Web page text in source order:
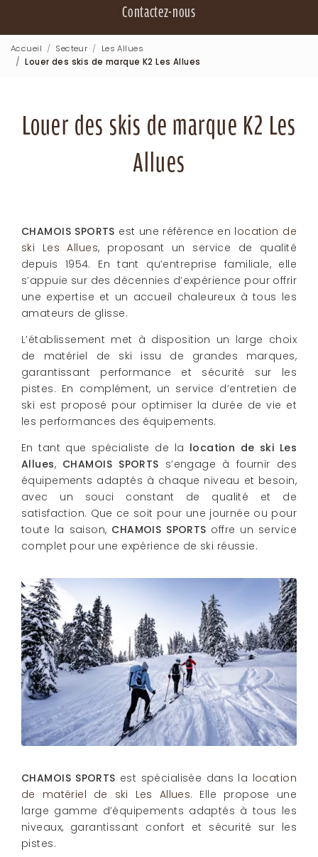
Contactez-nous
Accueil Secteur
Les Allues
Louer des skis de marque K2 Les Allues
Louer des skis de marque K2 Les
Allues
CHAMOIS SPORTS est une référence en location de
ski Les Allues, proposant un service de qualité
depuis 1954. En tant qu’entreprise familiale, elle
s’appuie sur des décennies d’expérience pour offrir
une expertise et un accueil chaleureux à tous les
amateurs de glisse.
L’établissement met à disposition un large choix
de matériel de ski issu de grandes marques,
garantissant performance et sécurité sur les
pistes. En complément, un service d’entretien de
ski est proposé pour optimiser la durée de vie et
les performances des équipements.
En tant que spécialiste de la location de ski Les
Allues, CHAMOIS SPORTS s’engage à fournir des
équipements adaptés à chaque niveau et besoin,
avec un souci constant de qualité et de
satisfaction. Que ce soit pour une journée ou pour
toute la saison, CHAMOIS SPORTS offre un service
complet pour une expérience de ski réussie.
CHAMOIS SPORTS est spécialisée dans la location
de matériel de ski Les Allues. Elle propose une
large gamme d’équipements adaptés à tous les
niveaux, garantissant confort et sécurité sur les
pistes.